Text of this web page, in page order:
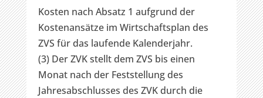
Kosten nach Absatz 1 aufgrund der
Kostenansätze im Wirtschaftsplan des
ZVS für das laufende Kalenderjahr.
(3) Der ZVK stellt dem ZVS bis einen
Monat nach der Feststellung des
Jahresabschlusses des ZVK durch die